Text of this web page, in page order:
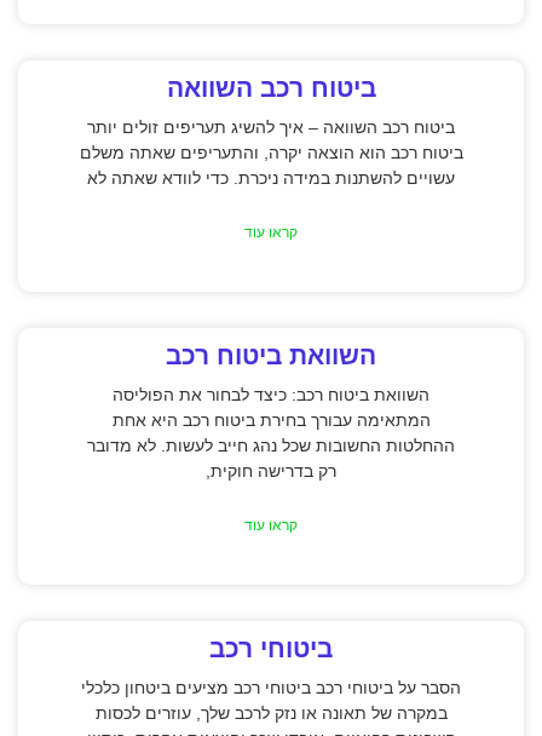
ביטוח רכב השוואה
ביטוח רכב השוואה – איך להשיג תעריפים זולים יותר
ביטוח רכב הוא הוצאה יקרה, והתעריפים שאתה משלם
עשויים להשתנות במידה ניכרת. כדי לוודא שאתה לא
קראו עוד
השוואת ביטוח רכב
השוואת ביטוח רכב: כיצד לבחור את הפוליסה
המתאימה עבורך בחירת ביטוח רכב היא אחת
ההחלטות החשובות שכל נהג חייב לעשות. לא מדובר
רק בדרישה חוקית,
קראו עוד
ביטוחי רכב
הסבר על ביטוחי רכב ביטוחי רכב מציעים ביטחון כלכלי
במקרה של תאונה או נזק לרכב שלך, עוזרים לכסות